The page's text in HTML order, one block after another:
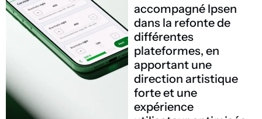
accompagné Ipsen
dans la refonte de
différentes
plateformes, en
apportant une
direction artistique
forte et une
expérience